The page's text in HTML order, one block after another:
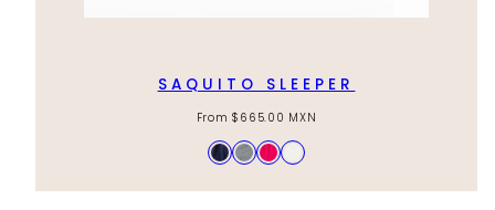
SAQUITO SLEEPER
Regular
From$665.00 MXN
Available
in
AzulGrisRosaBlanco